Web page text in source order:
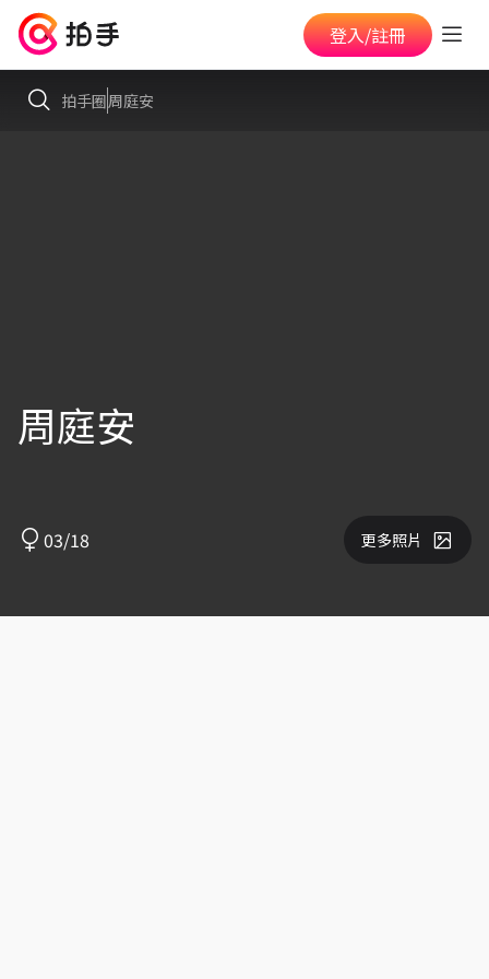
登入/註冊
拍手圈周庭安
周庭安
03/18 更多照片